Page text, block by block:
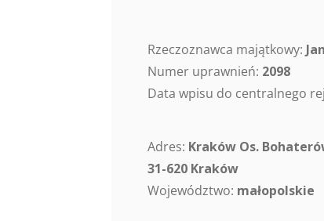
Rzeczoznawca majątkowy:
Numer uprawnień: 2098
Data wpisu do centralnego
Adres: Kraków Os.
31-620 Kraków
Województwo: małopolskie